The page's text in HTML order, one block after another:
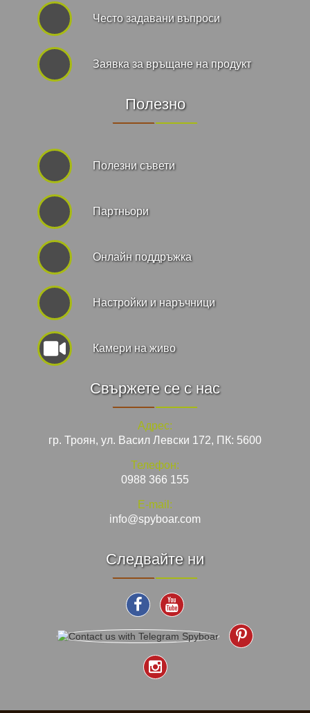
Често задавани въпроси
Заявка за връщане на продукт
Полезно
Полезни съвети
Партньори
Онлайн поддръжка
Hастройки и наръчници
Камери на живо
Свържете се с нас
Адрес:
гр. Троян, ул. Васил Левски 172, ПК: 5600
Телефон:
0988 366 155
E-mail:
info@spyboar.com
Следвайте ни